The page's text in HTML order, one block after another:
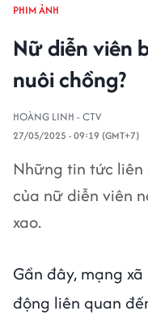
PHIM ẢNH
Nữ diễn viên
nuôi chồng?
HOÀNG LINH - CTV
27/05/2025 - 09:19 (GMT+7)
Những tin tức liên
của nữ diễn viên
xao.
Gần đây, mạng
động liên quan